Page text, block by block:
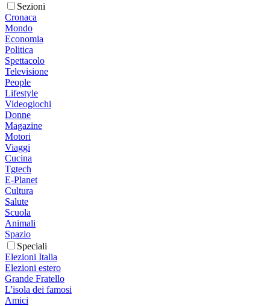
Sezioni
Cronaca
Mondo
Economia
Politica
Spettacolo
Televisione
People
Lifestyle
Videogiochi
Donne
Magazine
Motori
Viaggi
Cucina
Tgtech
E-Planet
Cultura
Salute
Scuola
Animali
Spazio
Speciali
Elezioni Italia
Elezioni estero
Grande Fratello
L'isola dei famosi
Amici